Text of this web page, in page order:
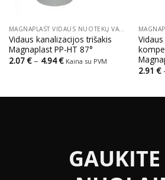
MAGNAPLAST VIDAUS NUOTEKŲ VAMZDŽIAI IR JUNGTYS
Vidaus kanalizacijos trišakis
Magnaplast PP-HT 87°
2.07€ – 4.94€Price
range:
Kaina su PVM
2.91€